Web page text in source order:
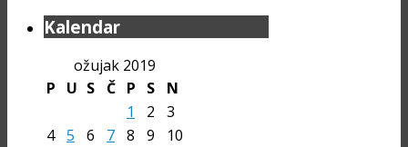
Kalendar
ožujak 2019
P
U S Č P S
N
1
2
3
4 5 6 7 8 9
10